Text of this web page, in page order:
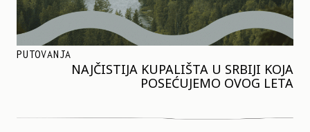
PUTOVANJA
NAJČISTIJA KUPALIŠTA U SRBIJI KOJA
POSEĆUJEMO OVOG LETA